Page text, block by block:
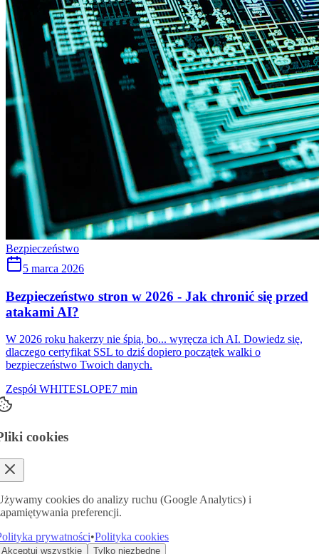
Bezpieczeństwo
5 marca 2026
Bezpieczeństwo stron w 2026 - Jak chronić się przed
atakami AI?
W 2026 roku hakerzy nie śpią, bo... wyręcza ich AI. Dowiedz się,
dlaczego certyfikat SSL to dziś dopiero początek walki o
bezpieczeństwo Twoich danych.
Zespół WHITESLOPE7 min
Pliki cookies
Używamy cookies do analizy ruchu (Google Analytics) i
zapamiętywania preferencji.
Polityka prywatności•Polityka cookies
Akceptuj wszystkie Tylko niezbędne